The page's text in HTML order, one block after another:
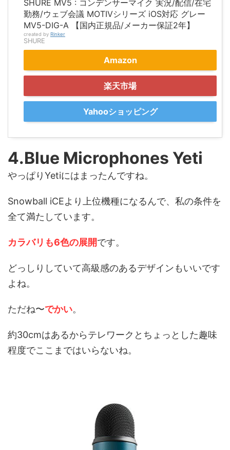
SHURE MV5 : コンデンサーマイク 実況/配信/在宅
勤務/ウェブ会議 MOTIVシリーズ iOS対応 グレー
MV5-DIG-A 【国内正規品/メーカー保証2年】
created by Rinker
SHURE
Amazon
楽天市場
Yahooショッピング
4.Blue Microphones Yeti
やっぱりYetiにはまったんですね。
Snowball iCEより上位機種になるんで、私の条件を
全て満たしています。
カラバリも6色の展開です。
どっしりしていて高級感のあるデザインもいいです
よね。
ただね〜でかい。
約30cmはあるからテレワークとちょっとした趣味
程度でここまではいらないね。